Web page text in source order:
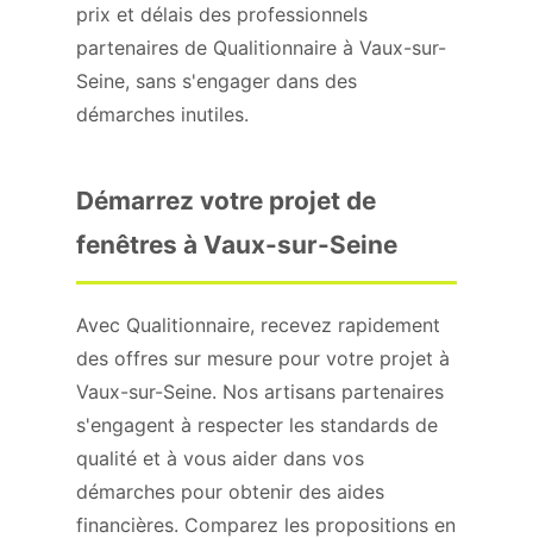
prix et délais des professionnels
partenaires de Qualitionnaire à Vaux-sur-
Seine, sans s'engager dans des
démarches inutiles.
Démarrez votre projet de
fenêtres à Vaux-sur-Seine
Avec Qualitionnaire, recevez rapidement
des offres sur mesure pour votre projet à
Vaux-sur-Seine. Nos artisans partenaires
s'engagent à respecter les standards de
qualité et à vous aider dans vos
démarches pour obtenir des aides
financières. Comparez les propositions en